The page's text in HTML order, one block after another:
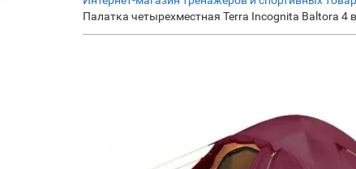
Палатка четырехместная Terra Incognita Baltora 4